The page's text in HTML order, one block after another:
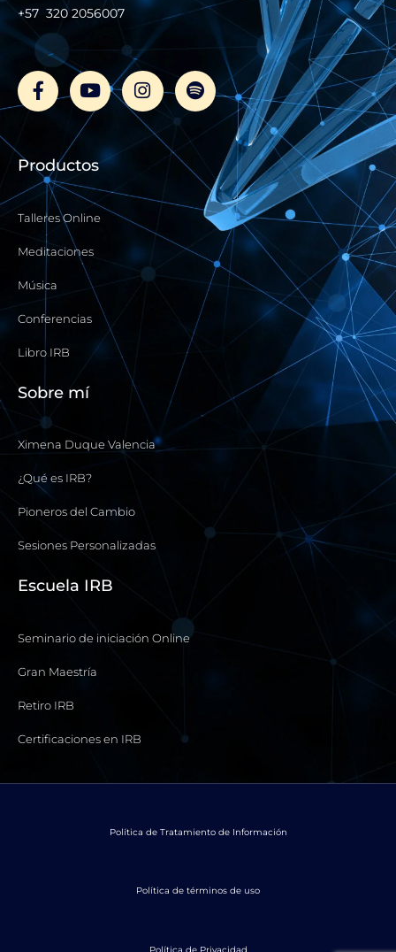
+57 320 2056007
F
a
c
e
o
k
f
o
u
t
e
I
n
s
t
a
m
p
o
t
y
Productos
Talleres Online
Meditaciones
Música
Conferencias
Libro IRB
Sobre mí
Ximena Duque Valencia
¿Qué es IRB?
Pioneros del Cambio
Sesiones Personalizadas
Escuela IRB
Seminario de iniciación Online
Gran Maestría
Retiro IRB
Certificaciones en IRB
Política de Privacidad
Política de términos de uso
Política de Tratamiento de Información